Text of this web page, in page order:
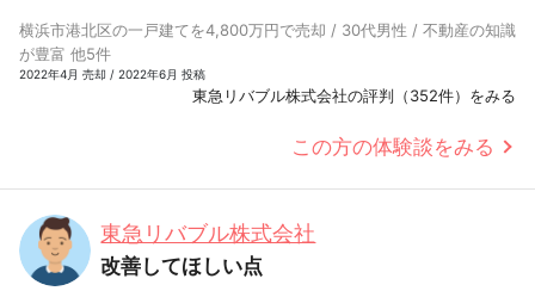
横浜市港北区の一戸建てを4,800万円で売却 / 30代男性 / 不動産の知識
が豊富 他5件
2022年4月 売却 / 2022年6月 投稿
東急リバブル株式会社の評判（352件）をみる
この方の体験談をみる
東急リバブル株式会社
改善してほしい点